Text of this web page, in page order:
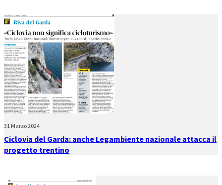
31 Marzo 2024
Ciclovia del Garda: anche Legambiente nazionale attacca il
progetto trentino